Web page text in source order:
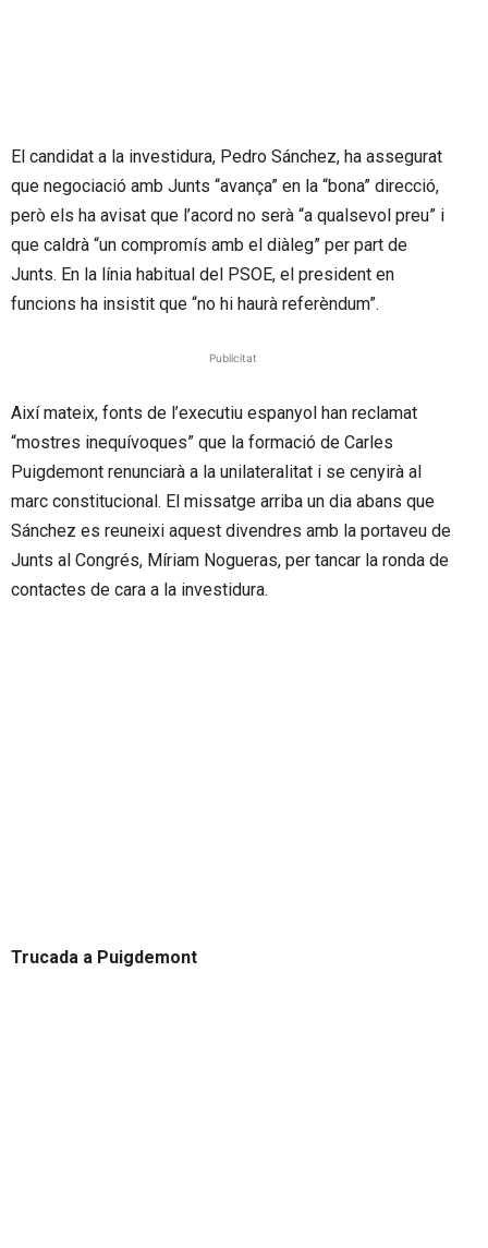
El candidat a la investidura, Pedro Sánchez, ha assegurat
que negociació amb Junts “avança” en la “bona” direcció,
però els ha avisat que l’acord no serà “a qualsevol preu” i
que caldrà “un compromís amb el diàleg” per part de
Junts. En la línia habitual del PSOE, el president en
funcions ha insistit que “no hi haurà referèndum”.
Publicitat
Així mateix, fonts de l’executiu espanyol han reclamat
“mostres inequívoques” que la formació de Carles
Puigdemont renunciarà a la unilateralitat i se cenyirà al
marc constitucional. El missatge arriba un dia abans que
Sánchez es reuneixi aquest divendres amb la portaveu de
Junts al Congrés, Míriam Nogueras, per tancar la ronda de
contactes de cara a la investidura.
Trucada a Puigdemont